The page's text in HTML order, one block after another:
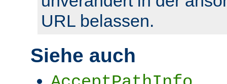
URL belassen.
Siehe auch